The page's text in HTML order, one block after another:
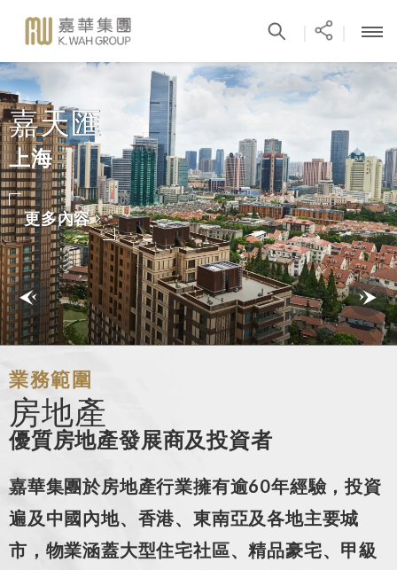
嘉天匯
上海
更多內容
業務範圍
房地產
優質房地產發展商及投資者
嘉華集團於房地產行業擁有逾60年經驗，投資
遍及中國內地、香港、東南亞及各地主要城
市，物業涵蓋大型住宅社區、精品豪宅、甲級